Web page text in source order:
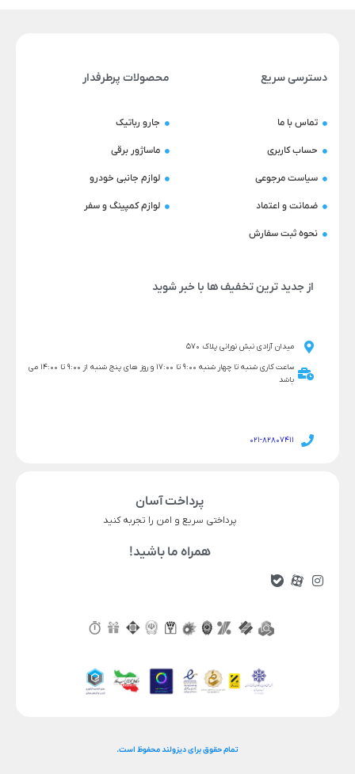
قیمت محصول
افزودن به سبد خرید
دسترسی سریع
تماس با ما
حساب کاربری
سیاست مرجوعی
ضمانت و اعتماد
نحوه ثبت سفارش
محصولات پرطرفدار
جارو رباتیک
ماساژور برقی
لوازم جانبی خودرو
لوازم کمپینگ و سفر
از جدید ترین تخفیف ها با خبر شوید
میدان آزادی نبش نورانی پلاک 570
ساعت کاری شنبه تا چهار شنبه 9:00 تا 17:00 و روز های پنج شنبه از 9:00 تا 14:00 می
باشد
021-82807411
پرداخت آسان
پرداختی سریع و امن را تجربه کنید
همراه ما باشید!
تمام حقوق برای دیزولند محفوظ است.